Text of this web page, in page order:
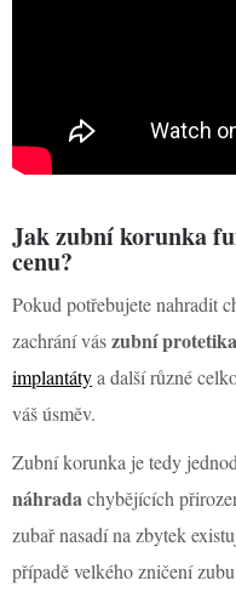
Jak zubní korunka
cenu?
Pokud potřebujete nahradit
zachrání vászubní protetika
implantátya další různé
váš úsměv.
Zubní korunka je tedy
náhrada chybějících
zubař nasadí na zbytek
případě velkého zničení